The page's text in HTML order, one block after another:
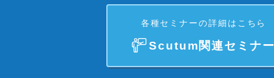
各種セミナーの詳細はこちら
Scutum関連セミナー